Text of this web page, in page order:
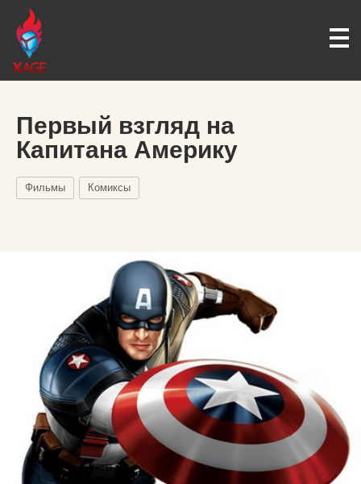
Первый взгляд на
Капитана Америку
Фильмы Комиксы